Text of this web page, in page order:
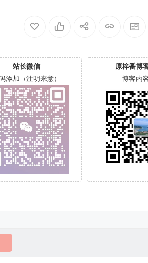
站长微信
添加（注明来意）
原梓番博
博客内